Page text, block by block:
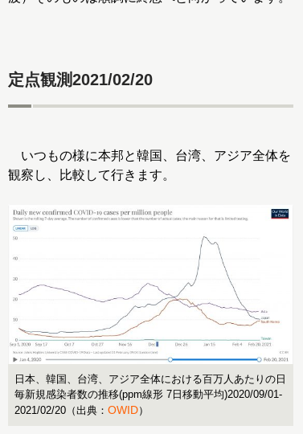
定点観測2021/02/20
いつもの様に本邦と韓国、台湾、アジア全体を
観察し、比較して行きます。
日本、韓国、台湾、アジア全体における百万人あたりの日
毎新規感染者数の推移(ppm線形 7日移動平均)2020/09/01-
2021/02/20（出典： OWID）